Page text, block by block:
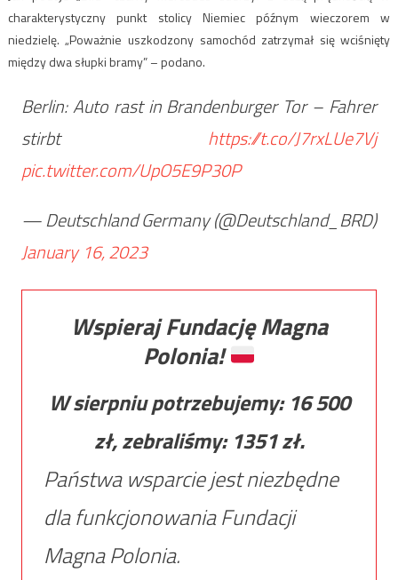
charakterystyczny punkt stolicy Niemiec późnym wieczorem w
niedzielę. „Poważnie uszkodzony samochód zatrzymał się wciśnięty
między dwa słupki bramy” – podano.
Berlin: Auto rast in Brandenburger Tor – Fahrer
stirbt https://t.co/J7rxLUe7Vj
pic.twitter.com/UpO5E9P30P
— Deutschland Germany (@Deutschland_BRD)
January 16, 2023
Wspieraj Fundację Magna
Polonia!
W sierpniu potrzebujemy: 16 500
zł, zebraliśmy: 1351zł.
Państwa wsparcie jest niezbędne
dla funkcjonowania Fundacji
Magna Polonia.